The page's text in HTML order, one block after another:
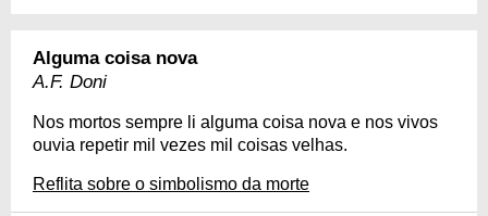
Alguma coisa nova
A.F. Doni
Nos mortos sempre li alguma coisa nova e nos vivos
ouvia repetir mil vezes mil coisas velhas.
Reflita sobre o simbolismo da morte